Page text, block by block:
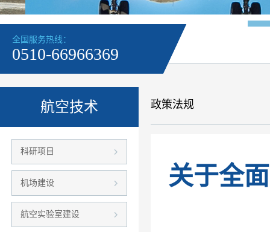
全国服务热线：
0510-66966369
航空技术
科研项目
机场建设
航空实验室建设
政策法规
关于全